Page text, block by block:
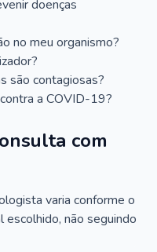
doenças
no meu organismo?
são contagiosas?
a COVID-19?
com
varia conforme o
escolhido, não seguindo